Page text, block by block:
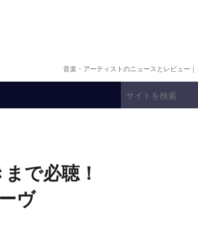
音楽・アーティストのニュースとレビュー
まで必聴！
ヴ